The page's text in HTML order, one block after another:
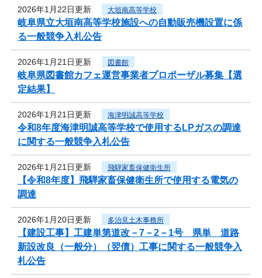
2026年1月22日更新 大垣南高等学校
岐阜県立大垣南高等学校施設への自動販売機設置に係
る一般競争入札公告
2026年1月21日更新 図書館
岐阜県図書館カフェ運営事業者プロポーザル募集【選
定結果】
2026年1月21日更新 海津明誠高等学校
令和8年度海津明誠高等学校で使用するLPガスの調達
に関する一般競争入札公告
2026年1月21日更新 飛騨家畜保健衛生所
【令和8年度】飛騨家畜保健衛生所で使用する電気の
調達
2026年1月20日更新 多治見土木事務所
【建設工事】工建単第道改－7－2－1号 県単 道路
新設改良（一般分）（翌債）工事に関する一般競争入
札公告